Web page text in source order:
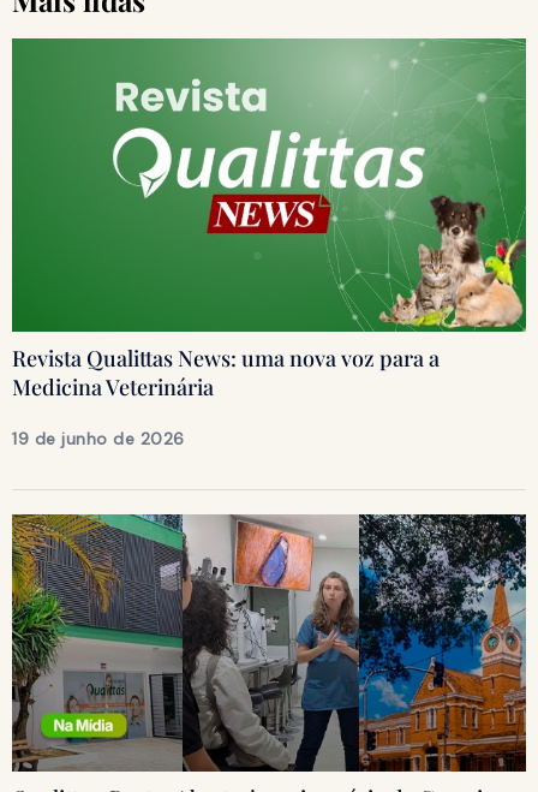
Revista Qualittas News: uma nova voz para a
Medicina Veterinária
19 de junho de 2026